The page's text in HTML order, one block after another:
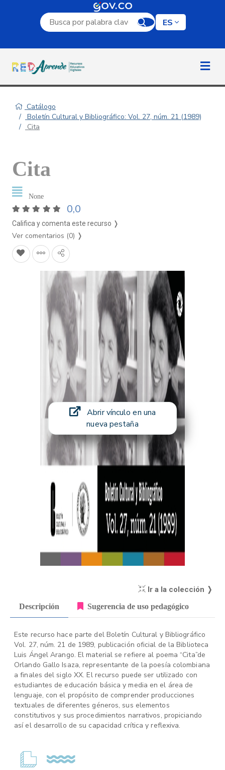
Campo de búsqueda por palabra clave
ES
Catálogo
Boletín Cultural y Bibliográfico: Vol. 27, núm. 21 (1989)
Cita
Cita
None
0,0
Califica y comenta este recurso ❭
Ver comentarios (0) ❭
Abrir vínculo en una
nueva pestaña
Ir a la colección ❭
Descripción Sugerencia de uso pedagógico
Este recurso hace parte del Boletín Cultural y Bibliográfico
Vol. 27, núm. 21 de 1989, publicación oficial de la Biblioteca
Luis Ángel Arango. El material se refiere al poema “Cita”de
Orlando Gallo Isaza, representante de la poesía colombiana
a finales del siglo XX. El recurso puede ser utilizado con
estudiantes de educación básica y media en el área de
lenguaje, con el propósito de comprender producciones
textuales de diferentes géneros, sus elementos
constitutivos y sus procedimientos narrativos, propiciando
así el desarrollo de su capacidad crítica y reflexiva.